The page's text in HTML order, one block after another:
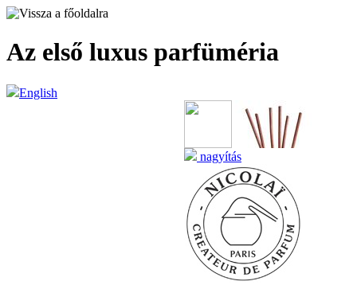
Az első luxus parfüméria
English
nagyítás